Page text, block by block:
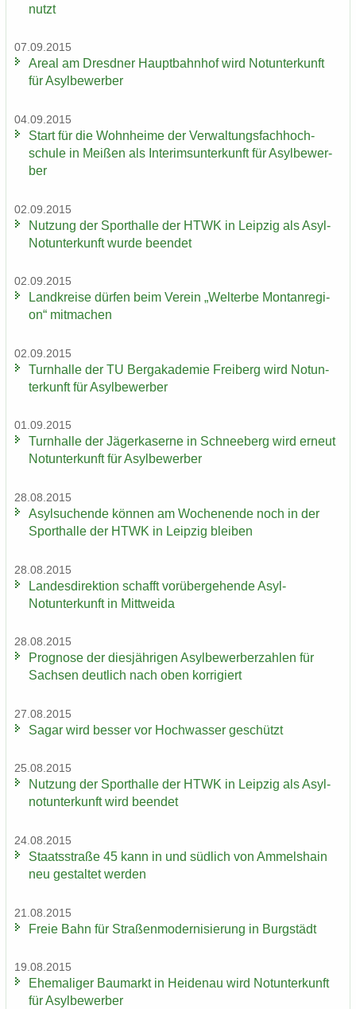
nutzt
07.09.2015
Areal am Dresd­ner Haupt­bahn­hof wird Not­un­ter­kunft
für Asyl­be­wer­ber
04.09.2015
Start für die Wohn­hei­me der Ver­wal­tungs­fach­hoch­
schu­le in Mei­ßen als In­te­rims­un­ter­kunft für Asyl­be­wer­
ber
02.09.2015
Nut­zung der Sport­hal­le der HTWK in Leip­zig als Asyl-​
Notunterkunft wurde be­en­det
02.09.2015
Land­krei­se dür­fen beim Ver­ein „Welt­erbe Mon­tan­re­gi­
on“ mit­ma­chen
02.09.2015
Turn­hal­le der TU Berg­aka­de­mie Frei­berg wird Not­un­
ter­kunft für Asyl­be­wer­ber
01.09.2015
Turn­hal­le der Jä­ger­ka­ser­ne in Schnee­berg wird er­neut
Not­un­ter­kunft für Asyl­be­wer­ber
28.08.2015
Asyl­su­chen­de kön­nen am Wo­chen­en­de noch in der
Sport­hal­le der HTWK in Leip­zig blei­ben
28.08.2015
Lan­des­di­rek­ti­on schafft vor­über­ge­hen­de Asyl-​
Notunterkunft in Mitt­wei­da
28.08.2015
Pro­gno­se der dies­jäh­ri­gen Asyl­be­wer­ber­zah­len für
Sach­sen deut­lich nach oben kor­ri­giert
27.08.2015
Sagar wird bes­ser vor Hoch­was­ser ge­schützt
25.08.2015
Nut­zung der Sport­hal­le der HTWK in Leip­zig als Asyl­
not­un­ter­kunft wird be­en­det
24.08.2015
Staats­stra­ße 45 kann in und süd­lich von Am­mels­hain
neu ge­stal­tet wer­den
21.08.2015
Freie Bahn für Stra­ßen­mo­der­ni­sie­rung in Burg­städt
19.08.2015
Ehe­ma­li­ger Bau­markt in Hei­den­au wird Not­un­ter­kunft
für Asyl­be­wer­ber